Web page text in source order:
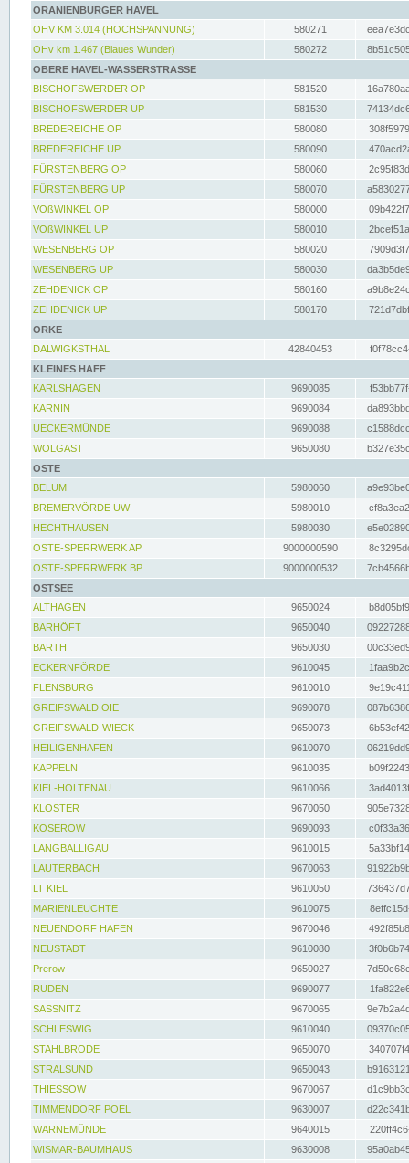
ORANIENBURGER HAVEL
OHV KM 3.014 (HOCHSPANNUNG)
580271
OHv km 1.467 (Blaues Wunder)
580272
OBERE HAVEL-WASSERSTRASSE
BISCHOFSWERDER OP
581520
BISCHOFSWERDER UP
581530
BREDEREICHE OP
580080
BREDEREICHE UP
580090
FÜRSTENBERG OP
580060
FÜRSTENBERG UP
580070
VOßWINKEL OP
580000
VOßWINKEL UP
580010
WESENBERG OP
580020
WESENBERG UP
580030
ZEHDENICK OP
580160
ZEHDENICK UP
580170
ORKE
DALWIGKSTHAL
42840453
KLEINES HAFF
KARLSHAGEN
9690085
KARNIN
9690084
UECKERMÜNDE
9690088
WOLGAST
9650080
OSTE
BELUM
5980060
BREMERVÖRDE UW
5980010
HECHTHAUSEN
5980030
OSTE-SPERRWERK AP
9000000590
OSTE-SPERRWERK BP
9000000532
OSTSEE
ALTHAGEN
9650024
BARHÖFT
9650040
BARTH
9650030
ECKERNFÖRDE
9610045
FLENSBURG
9610010
GREIFSWALD OIE
9690078
GREIFSWALD-WIECK
9650073
HEILIGENHAFEN
9610070
KAPPELN
9610035
KIEL-HOLTENAU
9610066
KLOSTER
9670050
KOSEROW
9690093
LANGBALLIGAU
9610015
LAUTERBACH
9670063
LT KIEL
9610050
MARIENLEUCHTE
9610075
NEUENDORF HAFEN
9670046
NEUSTADT
9610080
Prerow
9650027
RUDEN
9690077
SASSNITZ
9670065
SCHLESWIG
9610040
STAHLBRODE
9650070
STRALSUND
9650043
THIESSOW
9670067
TIMMENDORF POEL
9630007
WARNEMÜNDE
9640015
WISMAR-BAUMHAUS
9630008